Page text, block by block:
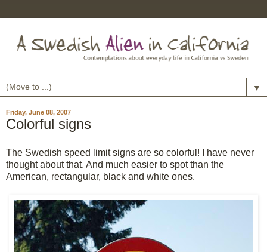
▼
Friday, June 08, 2007
Colorful signs
The Swedish speed limit signs are so colorful! I have never
thought about that. And much easier to spot than the
American, rectangular, black and white ones.